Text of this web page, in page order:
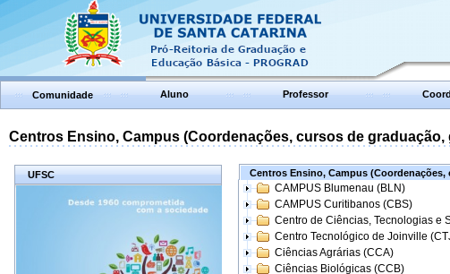
Comunidade Aluno Professor
Centros Ensino, Campus (Coordenações, cursos de
UFSC Centros Ensino, Campus
CAMPUS Blumenau (BLN)
CAMPUS Curitibanos (CBS)
Centro de Ciências, Tecnologias e
Centro Tecnológico de Joinville
Ciências Agrárias (CCA)
Ciências Biológicas (CCB)